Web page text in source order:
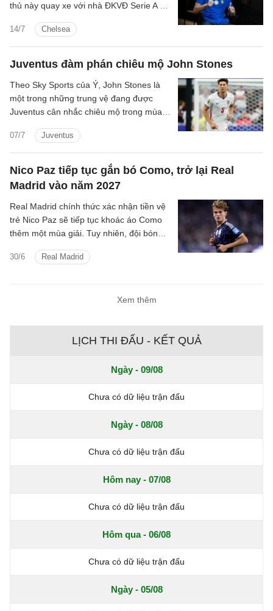
14/7 Chelsea
thủ này quay xe với nhà ĐKVĐ Serie A để
Juventus đàm phán chiêu mộ John Stones
07/7 Juventus
Theo Sky Sports của Ý, John Stones là
một trong những trung vệ đang được
Juventus cân nhắc chiêu mộ trong mùa
Nico Paz tiếp tục gắn bó Como, trở lại Real
Madrid vào năm 2027
30/6 Real Madrid
Real Madrid chính thức xác nhận tiền vệ
trẻ Nico Paz sẽ tiếp tục khoác áo Como
thêm một mùa giải. Tuy nhiên, đội bóng
ưu tiên mua lại cầu thủ người Argentina
Xem thêm
LỊCH THI ĐẤU - KẾT QUẢ
Ngày - 09/08
Chưa có dữ liệu trận đấu
Ngày - 08/08
Chưa có dữ liệu trận đấu
Hôm nay - 07/08
Chưa có dữ liệu trận đấu
Hôm qua - 06/08
Chưa có dữ liệu trận đấu
Ngày - 05/08